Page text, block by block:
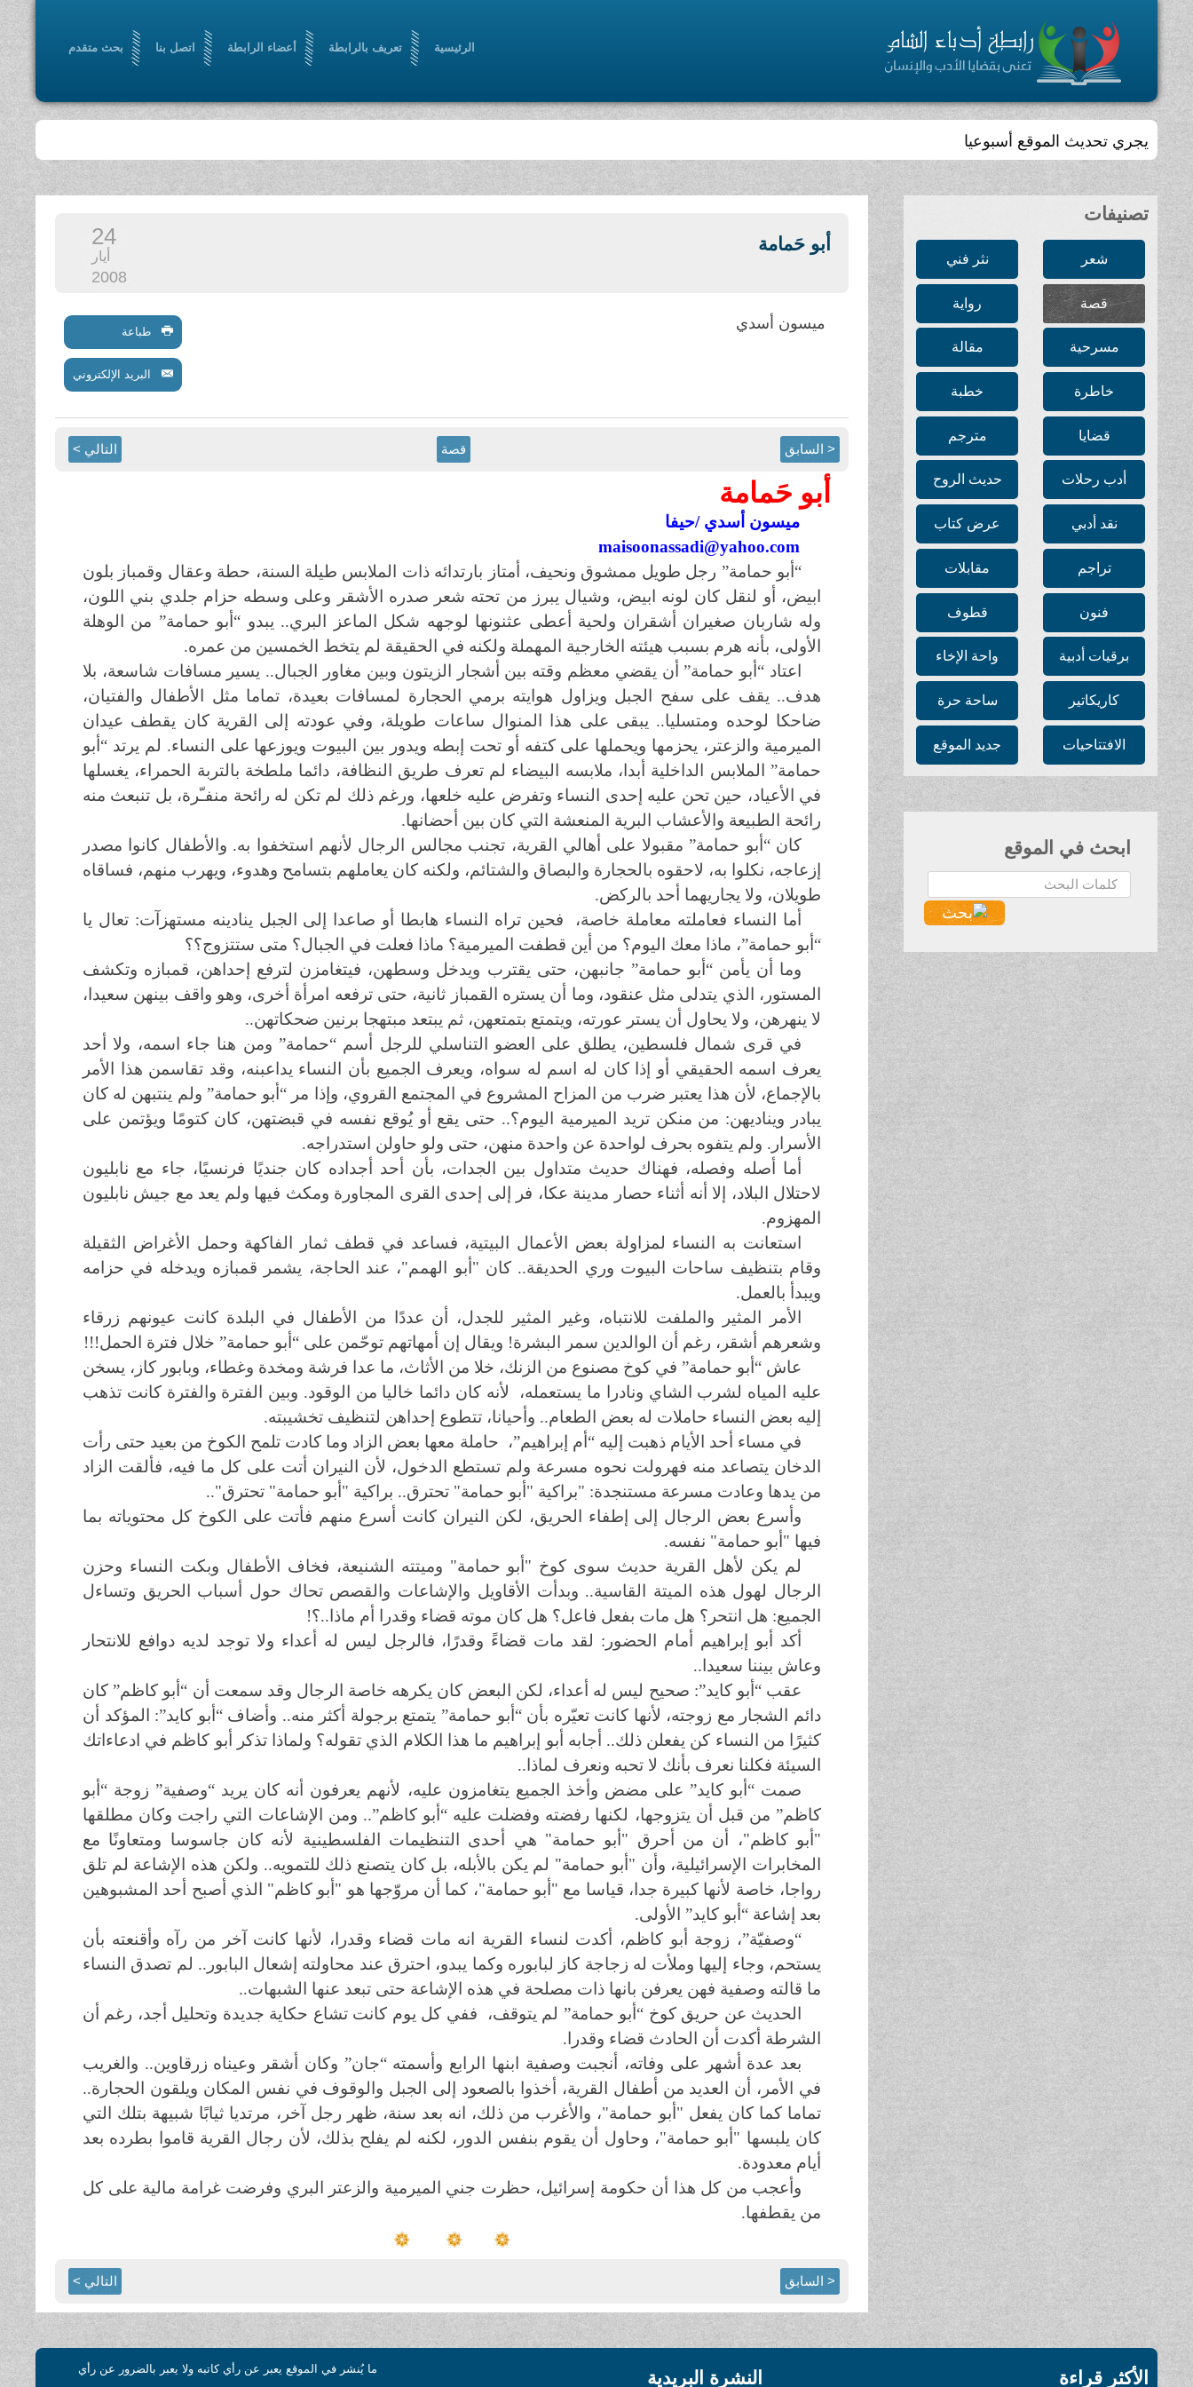
الرئيسية تعريف بالرابطة أعضاء الرابطة اتصل بنا بحث متقدم
يجري تحديث الموقع أسبوعيا
تصنيفات
شعر نثر فني
قصة رواية
مسرحية مقالة
خاطرة خطبة
قضايا مترجم
أدب رحلات حديث الروح
نقد أدبي عرض كتاب
تراجم مقابلات
فنون قطوف
برقيات أدبية واحة الإخاء
كاريكاتير ساحة حرة
الافتتاحيات جديد الموقع
ابحث في الموقع
البحث...
أبو حَمامة 24
أيار
2008
ميسون أسدي طباعة
البريد الإلكتروني
< السابق قصة التالي >
أبو حَمامة
ميسون أسدي /حيفا
maisoonassadi@yahoo.com
“أبو حمامة” رجل طويل ممشوق ونحيف، أمتاز بارتدائه ذات الملابس طيلة السنة، حطة وعقال وقمباز بلون
ابيض، أو لنقل كان لونه ابيض، وشيال يبرز من تحته شعر صدره الأشقر وعلى وسطه حزام جلدي بني اللون،
وله شاربان صغيران أشقران ولحية أعطى عثنونها لوجهه شكل الماعز البري.. يبدو “أبو حمامة” من الوهلة
الأولى، بأنه هرم بسبب هيئته الخارجية المهملة ولكنه في الحقيقة لم يتخط الخمسين من عمره.
اعتاد “أبو حمامة” أن يقضي معظم وقته بين أشجار الزيتون وبين مغاور الجبال.. يسير مسافات شاسعة، بلا
هدف.. يقف على سفح الجبل ويزاول هوايته برمي الحجارة لمسافات بعيدة، تماما مثل الأطفال والفتيان،
ضاحكا لوحده ومتسليا.. يبقى على هذا المنوال ساعات طويلة، وفي عودته إلى القرية كان يقطف عيدان
الميرمية والزعتر، يحزمها ويحملها على كتفه أو تحت إبطه ويدور بين البيوت ويوزعها على النساء. لم يرتد “أبو
حمامة” الملابس الداخلية أبدا، ملابسه البيضاء لم تعرف طريق النظافة، دائما ملطخة بالتربة الحمراء، يغسلها
في الأعياد، حين تحن عليه إحدى النساء وتفرض عليه خلعها، ورغم ذلك لم تكن له رائحة منفـّرة، بل تنبعث منه
رائحة الطبيعة والأعشاب البرية المنعشة التي كان بين أحضانها.
كان “أبو حمامة” مقبولا على أهالي القرية، تجنب مجالس الرجال لأنهم استخفوا به. والأطفال كانوا مصدر
إزعاجه، نكلوا به، لاحقوه بالحجارة والبصاق والشتائم، ولكنه كان يعاملهم بتسامح وهدوء، ويهرب منهم، فساقاه
طويلان، ولا يجاريهما أحد بالركض.
أما النساء فعاملته معاملة خاصة، فحين تراه النساء هابطا أو صاعدا إلى الجبل ينادينه مستهزآت: تعال يا
“أبو حمامة”، ماذا معك اليوم؟ من أين قطفت الميرمية؟ ماذا فعلت في الجبال؟ متى ستتزوج؟؟
وما أن يأمن “أبو حمامة” جانبهن، حتى يقترب ويدخل وسطهن، فيتغامزن لترفع إحداهن، قمبازه وتكشف
المستور، الذي يتدلى مثل عنقود، وما أن يستره القمباز ثانية، حتى ترفعه امرأة أخرى، وهو واقف بينهن سعيدا،
لا ينهرهن، ولا يحاول أن يستر عورته، ويتمتع بتمتعهن، ثم يبتعد مبتهجا برنين ضحكاتهن..
في قرى شمال فلسطين، يطلق على العضو التناسلي للرجل أسم “حمامة” ومن هنا جاء اسمه، ولا أحد
يعرف اسمه الحقيقي أو إذا كان له اسم له سواه، ويعرف الجميع بأن النساء يداعبنه، وقد تقاسمن هذا الأمر
بالإجماع، لأن هذا يعتبر ضرب من المزاح المشروع في المجتمع القروي، وإذا مر “أبو حمامة” ولم ينتبهن له كان
يبادر ويناديهن: من منكن تريد الميرمية اليوم؟.. حتى يقع أو يُوقع نفسه في قبضتهن، كان كتومًا ويؤتمن على
الأسرار. ولم يتفوه بحرف لواحدة عن واحدة منهن، حتى ولو حاولن استدراجه.
أما أصله وفصله، فهناك حديث متداول بين الجدات، بأن أحد أجداده كان جنديًا فرنسيًا، جاء مع نابليون
لاحتلال البلاد، إلا أنه أثناء حصار مدينة عكا، فر إلى إحدى القرى المجاورة ومكث فيها ولم يعد مع جيش نابليون
المهزوم.
استعانت به النساء لمزاولة بعض الأعمال البيتية، فساعد في قطف ثمار الفاكهة وحمل الأغراض الثقيلة
وقام بتنظيف ساحات البيوت وري الحديقة.. كان "أبو الهمم"، عند الحاجة، يشمر قمبازه ويدخله في حزامه
ويبدأ بالعمل.
الأمر المثير والملفت للانتباه، وغير المثير للجدل، أن عددًا من الأطفال في البلدة كانت عيونهم زرقاء
وشعرهم أشقر، رغم أن الوالدين سمر البشرة! ويقال إن أمهاتهم توحّمن على “أبو حمامة” خلال فترة الحمل!!!
عاش “أبو حمامة” في كوخ مصنوع من الزنك، خلا من الأثاث، ما عدا فرشة ومخدة وغطاء، وبابور كاز، يسخن
عليه المياه لشرب الشاي ونادرا ما يستعمله، لأنه كان دائما خاليا من الوقود. وبين الفترة والفترة كانت تذهب
إليه بعض النساء حاملات له بعض الطعام.. وأحيانا، تتطوع إحداهن لتنظيف تخشيبته.
في مساء أحد الأيام ذهبت إليه “أم إبراهيم”، حاملة معها بعض الزاد وما كادت تلمح الكوخ من بعيد حتى رأت
الدخان يتصاعد منه فهرولت نحوه مسرعة ولم تستطع الدخول، لأن النيران أتت على كل ما فيه، فألقت الزاد
من يدها وعادت مسرعة مستنجدة: "براكية "أبو حمامة" تحترق.. براكية "أبو حمامة" تحترق"..
وأسرع بعض الرجال إلى إطفاء الحريق، لكن النيران كانت أسرع منهم فأتت على الكوخ كل محتوياته بما
فيها "أبو حمامة" نفسه.
لم يكن لأهل القرية حديث سوى كوخ "أبو حمامة" وميتته الشنيعة، فخاف الأطفال وبكت النساء وحزن
الرجال لهول هذه الميتة القاسية.. وبدأت الأقاويل والإشاعات والقصص تحاك حول أسباب الحريق وتساءل
الجميع: هل انتحر؟ هل مات بفعل فاعل؟ هل كان موته قضاء وقدرا أم ماذا..؟!
أكد أبو إبراهيم أمام الحضور: لقد مات قضاءً وقدرًا، فالرجل ليس له أعداء ولا توجد لديه دوافع للانتحار
وعاش بيننا سعيدا..
عقب “أبو كايد”: صحيح ليس له أعداء، لكن البعض كان يكرهه خاصة الرجال وقد سمعت أن “أبو كاظم” كان
دائم الشجار مع زوجته، لأنها كانت تعيّره بأن “أبو حمامة” يتمتع برجولة أكثر منه.. وأضاف “أبو كايد”: المؤكد أن
كثيرًا من النساء كن يفعلن ذلك.. أجابه أبو إبراهيم ما هذا الكلام الذي تقوله؟ ولماذا تذكر أبو كاظم في ادعاءاتك
السيئة فكلنا نعرف بأنك لا تحبه ونعرف لماذا..
صمت “أبو كايد” على مضض وأخذ الجميع يتغامزون عليه، لأنهم يعرفون أنه كان يريد “وصفية” زوجة “أبو
كاظم” من قبل أن يتزوجها، لكنها رفضته وفضلت عليه “أبو كاظم”.. ومن الإشاعات التي راجت وكان مطلقها
"أبو كاظم"، أن من أحرق "أبو حمامة" هي أحدى التنظيمات الفلسطينية لأنه كان جاسوسا ومتعاونًا مع
المخابرات الإسرائيلية، وأن "أبو حمامة" لم يكن بالأبله، بل كان يتصنع ذلك للتمويه.. ولكن هذه الإشاعة لم تلق
رواجا، خاصة لأنها كبيرة جدا، قياسا مع "أبو حمامة"، كما أن مروّجها هو "أبو كاظم" الذي أصبح أحد المشبوهين
بعد إشاعة “أبو كايد” الأولى.
“وصفيّة”، زوجة أبو كاظم، أكدت لنساء القرية انه مات قضاء وقدرا، لأنها كانت آخر من رآه وأقنعته بأن
يستحم، وجاء إليها وملأت له زجاجة كاز لبابوره وكما يبدو، احترق عند محاولته إشعال البابور.. لم تصدق النساء
ما قالته وصفية فهن يعرفن بانها ذات مصلحة في هذه الإشاعة حتى تبعد عنها الشبهات..
الحديث عن حريق كوخ “أبو حمامة” لم يتوقف، ففي كل يوم كانت تشاع حكاية جديدة وتحليل أجد، رغم أن
الشرطة أكدت أن الحادث قضاء وقدرا.
بعد عدة أشهر على وفاته، أنجبت وصفية ابنها الرابع وأسمته “جان” وكان أشقر وعيناه زرقاوين.. والغريب
في الأمر، أن العديد من أطفال القرية، أخذوا بالصعود إلى الجبل والوقوف في نفس المكان ويلقون الحجارة..
تماما كما كان يفعل "أبو حمامة"، والأغرب من ذلك، انه بعد سنة، ظهر رجل آخر، مرتديا ثيابًا شبيهة بتلك التي
كان يلبسها "أبو حمامة"، وحاول أن يقوم بنفس الدور، لكنه لم يفلح بذلك، لأن رجال القرية قاموا بطرده بعد
أيام معدودة.
وأعجب من كل هذا أن حكومة إسرائيل، حظرت جني الميرمية والزعتر البري وفرضت غرامة مالية على كل
من يقطفها.
< السابق التالي >
الأكثر قراءة النشرة البريدية ما يُنشر في الموقع يعبر عن رأي كاتبه ولا يعبر بالضرور عن رأي